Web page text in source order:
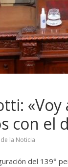
con el
la Noticia
del 139°